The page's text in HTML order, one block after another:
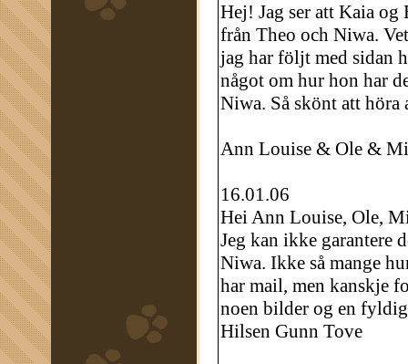
Hej! Jag ser att Kaia og
från Theo och Niwa.
jag har följt med sidan
något om hur hon har
Niwa. Så skönt att höra
Ann Louise & Ole &
16.01.06
Hei Ann Louise, Ole,
Jeg kan ikke garantere
Niwa. Ikke så mange
har mail, men kanskje
noen bilder og en
Hilsen Gunn Tove